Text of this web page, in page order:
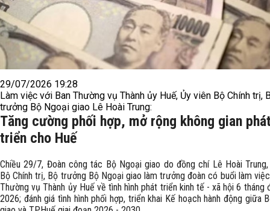
29/07/2026 19:28
Làm việc với Ban Thường vụ Thành ủy Huế, Ủy viên Bộ Chính trị,
trưởng Bộ Ngoại giao Lê Hoài Trung:
Tăng cường phối hợp, mở rộng không gian
triển cho Huế
Chiều 29/7, Đoàn công tác Bộ Ngoại giao do đồng chí Lê Hoài
Bộ Chính trị, Bộ trưởng Bộ Ngoại giao làm trưởng đoàn có buổi làm
Thường vụ Thành ủy Huế về tình hình phát triển kinh tế - xã hội 6 tháng
2026; đánh giá tình hình phối hợp, triển khai Kế hoạch hành động giữa